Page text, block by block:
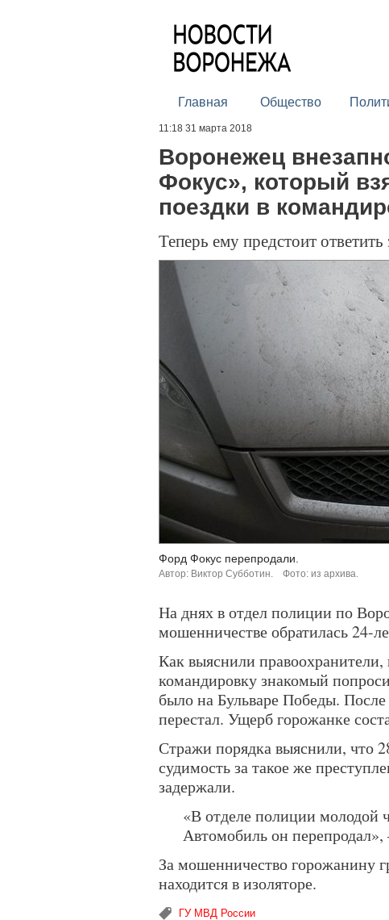
Главная Общество
11:18 31 марта 2018
Воронежец
Фокус», который
поездки в
Теперь ему предстоит
Форд Фокус перепродали.
Автор: Виктор Субботин. Фото: из архива.
На днях в отдел полиции по
мошенничестве обратилась 24-
Как выяснили правоохранители,
командировку знакомый
было на Бульваре Победы.
перестал. Ущерб горожанке
Стражи порядка выяснили, что
судимость за такое же
задержали.
«В отделе полиции молодой
Автомобиль он
За мошенничество горожанину
находится в изоляторе.
ГУ МВД России